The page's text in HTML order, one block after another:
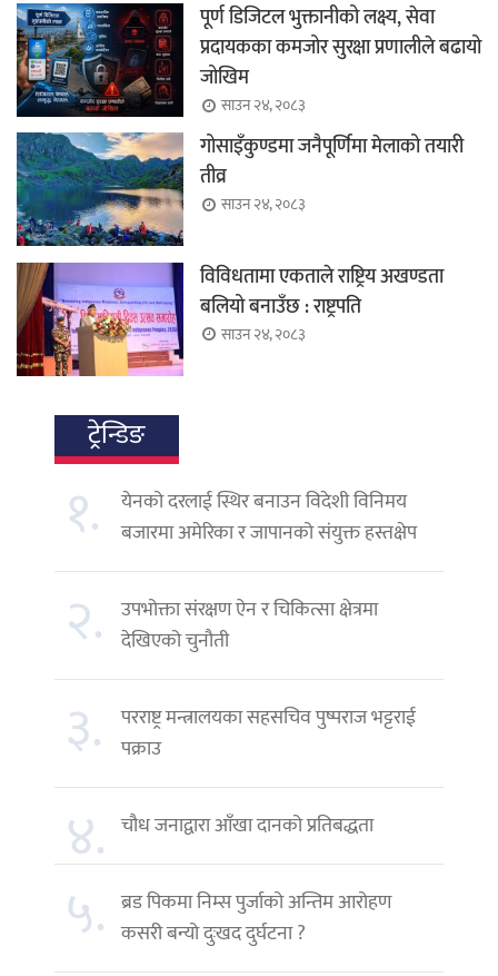
पूर्ण डिजिटल भुक्तानीको लक्ष्य, सेवा
प्रदायकका कमजोर सुरक्षा प्रणालीले बढायो
जोखिम
साउन २४, २०८३
गोसाइँकुण्डमा जनैपूर्णिमा मेलाको तयारी
तीव्र
साउन २४, २०८३
विविधतामा एकताले राष्ट्रिय अखण्डता
बलियो बनाउँछ : राष्ट्रपति
साउन २४, २०८३
ट्रेन्डिङ
१.
येनको दरलाई स्थिर बनाउन विदेशी विनिमय
बजारमा अमेरिका र जापानको संयुक्त हस्तक्षेप
२. उपभोक्ता संरक्षण ऐन र चिकित्सा क्षेत्रमा
देखिएको चुनौती
३.
परराष्ट्र मन्त्रालयका सहसचिव पुष्पराज भट्टराई
पक्राउ
४. चौध जनाद्वारा आँखा दानको प्रतिबद्धता
५. ब्रड पिकमा निम्स पुर्जाको अन्तिम आरोहण
कसरी बन्यो दुःखद दुर्घटना ?